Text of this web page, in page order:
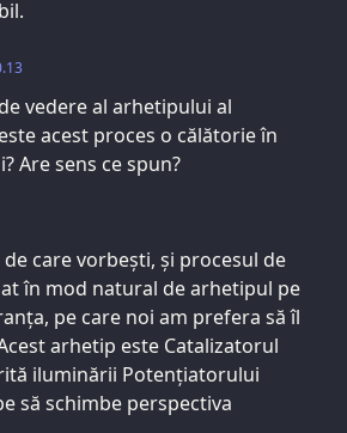
vedere al arhetipului al
acest proces o călătorie în
Are sens ce spun?
de care vorbești, și procesul de
în mod natural de arhetipul pe
pe care noi am prefera să îl
arhetip este Catalizatorul
iluminării Potențiatorului
să schimbe perspectiva